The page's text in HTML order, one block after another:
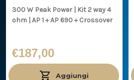
300 W Peak Power | Kit 2 way 4
ohm | AP 1 + AP 690 + Crossover
€187,00
Aggiungi